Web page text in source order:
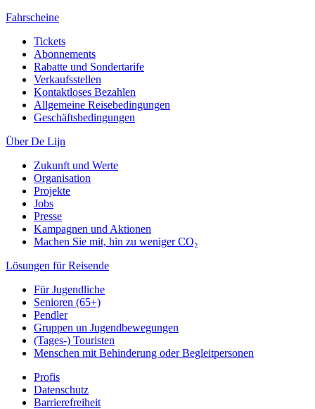
Fahrscheine
Tickets
Abonnements
Rabatte und Sondertarife
Verkaufsstellen
Kontaktloses Bezahlen
Allgemeine Reisebedingungen
Geschäftsbedingungen
Über De Lijn
Zukunft und Werte
Organisation
Projekte
Jobs
Presse
Kampagnen und Aktionen
Machen Sie mit, hin zu weniger CO₂
Lösungen für Reisende
Für Jugendliche
Senioren (65+)
Pendler
Gruppen un Jugendbewegungen
(Tages-) Touristen
Menschen mit Behinderung oder Begleitpersonen
Profis
Datenschutz
Barrierefreiheit